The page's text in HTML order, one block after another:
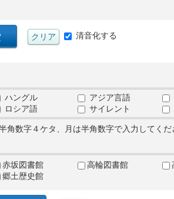
清音化する
ハングル アジア言語
ロシア語 サイレント
数字４ケタ、月は半角数字で入力してくだ
赤坂図書館 高輪図書館
郷土歴史館